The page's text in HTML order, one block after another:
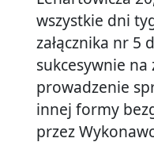
wszystkie dni
załącznika nr 5
sukcesywnie
prowadzenie
innej formy
przez